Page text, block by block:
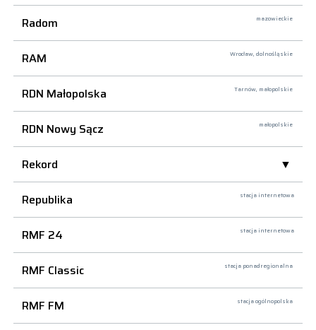
Radom mazowieckie
RAM Wrocław, dolnośląskie
RDN Małopolska Tarnów, małopolskie
RDN Nowy Sącz małopolskie
Rekord
Republika
stacja internetowa
RMF 24 stacja internetowa
RMF Classic stacja ponadregionalna
RMF FM stacja ogólnopolska